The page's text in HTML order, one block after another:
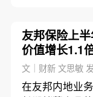
友邦保险上
价值增长1.1
献逾半｜星
文｜财新 文思敏
在友邦内地业务